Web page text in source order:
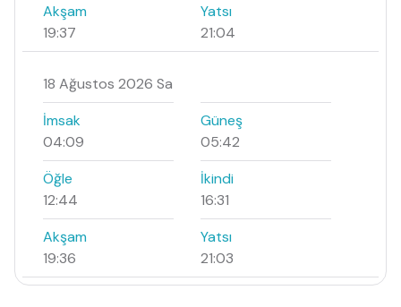
Akşam
19:37
Yatsı
21:04
18 Ağustos 2026 Sa
İmsak
04:09
Güneş
05:42
Öğle
12:44
İkindi
16:31
Akşam
19:36
Yatsı
21:03